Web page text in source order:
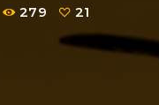
279 21